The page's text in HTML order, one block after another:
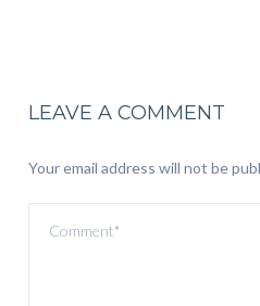
LEAVE A COMMENT
Your email address will not be